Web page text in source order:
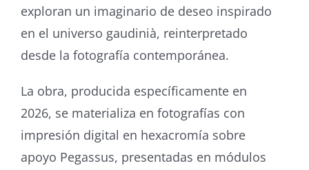
exploran un imaginario de deseo inspirado
en el universo gaudinià, reinterpretado
desde la fotografía contemporánea.
La obra, producida específicamente en
2026, se materializa en fotografías con
impresión digital en hexacromía sobre
apoyo Pegassus, presentadas en módulos